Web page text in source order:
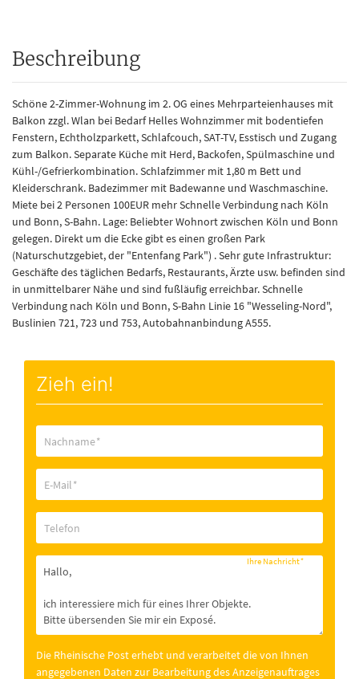
Beschreibung
Schöne 2-Zimmer-Wohnung im 2. OG eines Mehrparteienhauses mit
Balkon zzgl. Wlan bei Bedarf Helles Wohnzimmer mit bodentiefen
Fenstern, Echtholzparkett, Schlafcouch, SAT-TV, Esstisch und Zugang
zum Balkon. Separate Küche mit Herd, Backofen, Spülmaschine und
Kühl-/Gefrierkombination. Schlafzimmer mit 1,80 m Bett und
Kleiderschrank. Badezimmer mit Badewanne und Waschmaschine.
Miete bei 2 Personen 100EUR mehr Schnelle Verbindung nach Köln
und Bonn, S-Bahn. Lage: Beliebter Wohnort zwischen Köln und Bonn
gelegen. Direkt um die Ecke gibt es einen großen Park
(Naturschutzgebiet, der "Entenfang Park") . Sehr gute Infrastruktur:
Geschäfte des täglichen Bedarfs, Restaurants, Ärzte usw. befinden sind
in unmittelbarer Nähe und sind fußläufig erreichbar. Schnelle
Verbindung nach Köln und Bonn, S-Bahn Linie 16 "Wesseling-Nord",
Buslinien 721, 723 und 753, Autobahnanbindung A555.
Zieh ein!
Nachname*
E-Mail*
Telefon
Ihre Nachricht*
Die Rheinische Post erhebt und verarbeitet die von Ihnen
angegebenen Daten zur Bearbeitung des Anzeigenauftrages